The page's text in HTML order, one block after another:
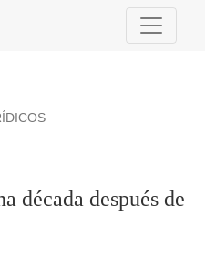
después de graduarse en
década después de